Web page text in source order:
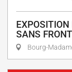
EXPOSITION
SANS
Bourg-